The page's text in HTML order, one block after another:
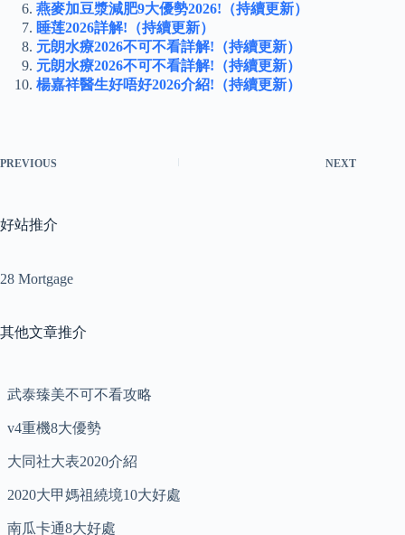
燕麥加豆漿減肥9大優勢2026!（持續更新）
睡莲2026詳解!（持續更新）
元朗水療2026不可不看詳解!（持續更新）
元朗水療2026不可不看詳解!（持續更新）
楊嘉祥醫生好唔好2026介紹!（持續更新）
PREVIOUS NEXT
好站推介
28 Mortgage
其他文章推介
武泰臻美不可不看攻略
v4重機8大優勢
大同社大表2020介紹
2020大甲媽祖繞境10大好處
南瓜卡通8大好處